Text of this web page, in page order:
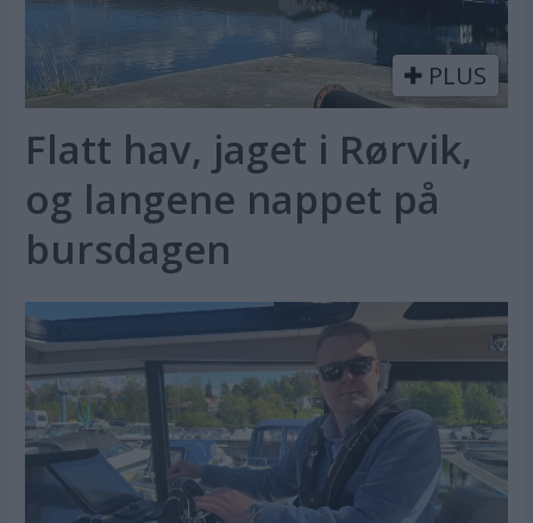
PLUS
Flatt hav, jaget i Rørvik,
og langene nappet på
bursdagen